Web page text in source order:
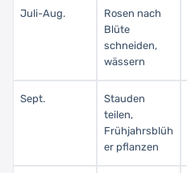
Juli-Aug.
Rosen nach
Blüte
schneiden,
wässern
Sept.
Stauden
teilen,
Frühjahrsblüh
er pflanzen